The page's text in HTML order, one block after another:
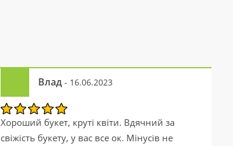
Влад - 16.06.2023
Хороший букет, круті квіти. Вдячний за
свіжість букету, у вас все ок. Мінусів не